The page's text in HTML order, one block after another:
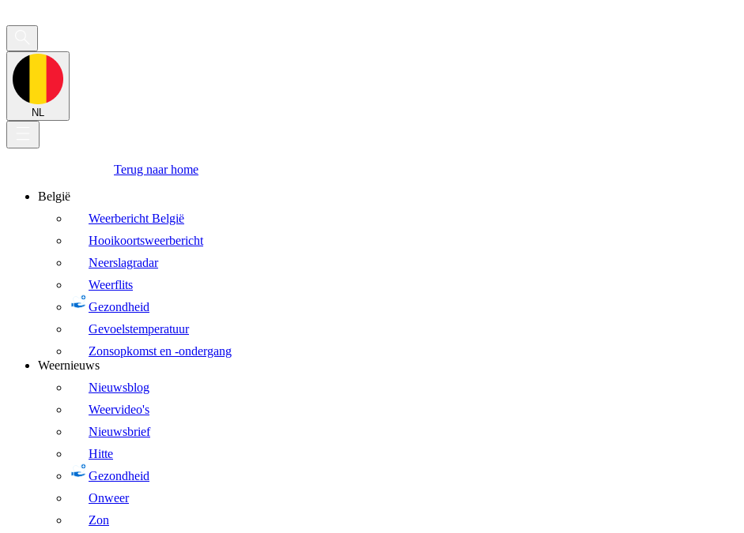
NL
Terug naar home
België
Weerbericht België
Hooikoortsweerbericht
Neerslagradar
Weerflits
Gezondheid
Gevoelstemperatuur
Zonsopkomst en -ondergang
Weernieuws
Nieuwsblog
Weervideo's
Nieuwsbrief
Hitte
Gezondheid
Onweer
Zon